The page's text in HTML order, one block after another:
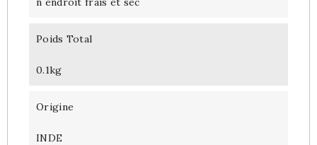
Poids Total
0.1kg
Origine
INDE